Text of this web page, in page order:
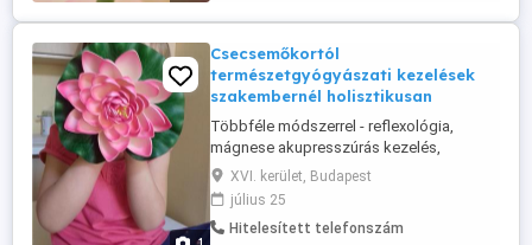
szív- és érrendszeri zónákra Kínai
energetikai ...
Csecsemőkortól
természetgyógyászati kezelések
szakembernél holisztikusan
Többféle módszerrel - reflexológia,
mágnese akupresszúrás kezelés,
Schüssler só, Bach virágterápia
természetgyógyász szakembernél
betegség kezelése, megelőzése,
rehabilitációja. Korrekt árak, referenciák,
XVI. kerület, Budapest
július 25
Hitelesített telefonszám